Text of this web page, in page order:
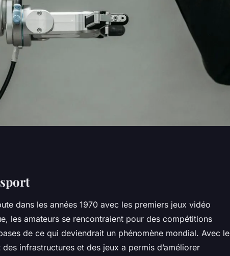
reconnu à
dans les années 1970 avec les premiers jeux vidéo
les amateurs se rencontraient pour des compétitions
de ce qui deviendrait un phénomène mondial. Avec le
des infrastructures et des jeux a permis d’améliorer